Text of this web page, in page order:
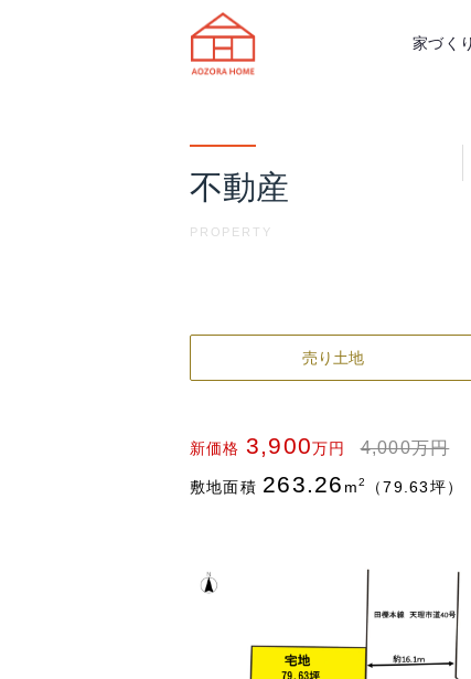
家づく
不動産
PROPERTY
売り土地
新価格 3,900万円 4,000万円
敷地面積 263.26 m2 （79.63坪）